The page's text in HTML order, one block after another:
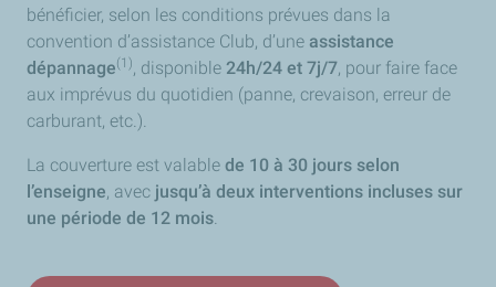
bénéficier, selon les conditions prévues dans la
convention d’assistance Club, d’une assistance
dépannage(1), disponible 24h/24 et 7j/7, pour faire face
aux imprévus du quotidien (panne, crevaison, erreur de
carburant, etc.).
La couverture est valable de 10 à 30 jours selon
l’enseigne, avec jusqu’à deux interventions incluses sur
une période de 12 mois.